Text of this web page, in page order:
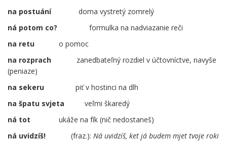
na postuání
doma vystretý zomrelý
ná potom co?
formulka na nadviazanie reči
na retu o pomoc
na rozprach
zanedbateľný rozdiel v účtovníctve, navyše
(peniaze)
na sekeru
piť v hostinci na dlh
na špatu svjeta veľmi škaredý
ná tot ukáže na fík (nič nedostaneš)
ná uvidzíš!
(fraz.): Ná uvidzíš, ket já budem mjet tvoje roki